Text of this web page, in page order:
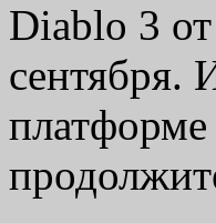
Diablo 3
сентября.